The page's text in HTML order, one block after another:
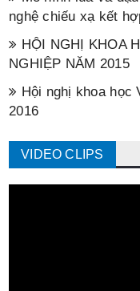
nghệ chiếu xạ kết
HỘI NGHỊ KHOA
NGHIỆP NĂM 2015
Hội nghị khoa học
2016
VIDEO CLIPS